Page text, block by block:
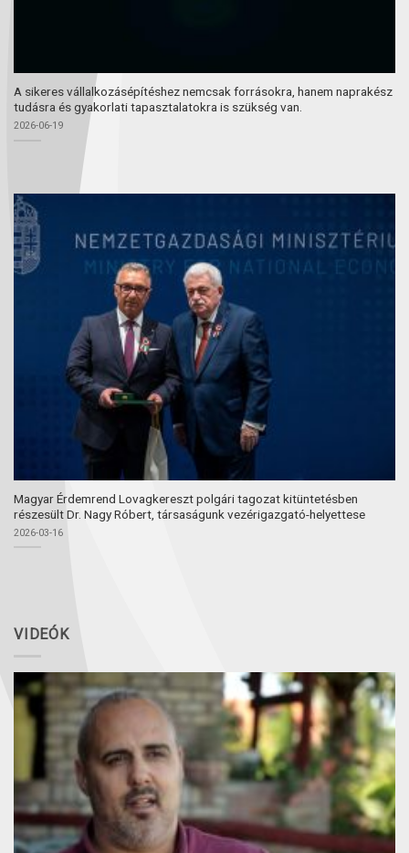
A sikeres vállalkozásépítéshez nemcsak forrásokra, hanem naprakész
tudásra és gyakorlati tapasztalatokra is szükség van.
2026-06-19
Magyar Érdemrend Lovagkereszt polgári tagozat kitüntetésben
részesült Dr. Nagy Róbert, társaságunk vezérigazgató-helyettese
2026-03-16
VIDEÓK